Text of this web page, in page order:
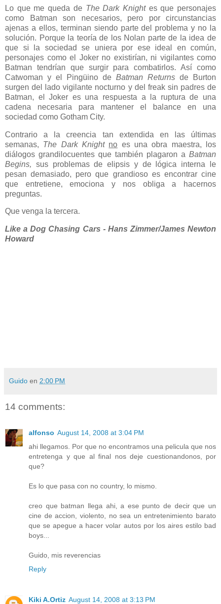
Lo que me queda de The Dark Knightes que personajes
como Batman son necesarios, pero por circunstancias
ajenas a ellos, terminan siendo parte del problema y no la
solución. Porque la teoría de los Nolan parte de la idea de
que si la sociedad se uniera por ese ideal en común,
personajes como el Joker no existirían, ni vigilantes como
Batman tendrían que surgir para combatirlos. Así como
Catwoman y el Pingüino de Batman Returns de Burton
surgen del lado vigilante nocturno y del freak sin padres de
Batman, el Joker es una respuesta a la ruptura de una
cadena necesaria para mantener el balance en una
sociedad como Gotham City.
Contrario a la creencia tan extendida en las últimas
semanas, The Dark Knight no es una obra maestra, los
diálogos grandilocuentes que también plagaron a Batman
Begins, sus problemas de elipsis y de lógica interna le
pesan demasiado, pero que grandioso es encontrar cine
que entretiene, emociona y nos obliga a hacernos
preguntas.
Que venga la tercera.
Like a Dog Chasing Cars - Hans Zimmer/James Newton
Howard
Guido en 2:00 PM
14 comments:
alfonso August 14, 2008 at 3:04 PM
ahi llegamos. Por que no encontramos una pelicula que nos
entretenga y que al final nos deje cuestionandonos, por
que?
Es lo que pasa con no country, lo mismo.
creo que batman llega ahi, a ese punto de decir que un
cine de accion, violento, no sea un entretenimiento barato
que se apegue a hacer volar autos por los aires estilo bad
boys...
Guido, mis reverencias
Reply
Kiki A.Ortiz August 14, 2008 at 3:13 PM